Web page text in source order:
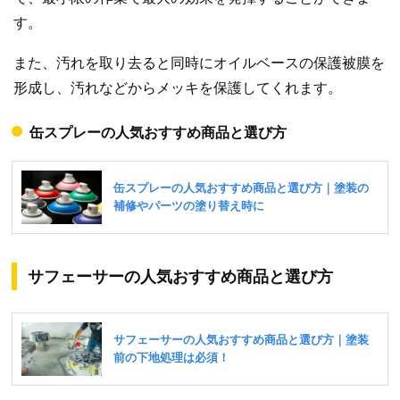
す。
また、汚れを取り去ると同時にオイルベースの保護被膜を
形成し、汚れなどからメッキを保護してくれます。
缶スプレーの人気おすすめ商品と選び方
サフェーサーの人気おすすめ商品と選び方